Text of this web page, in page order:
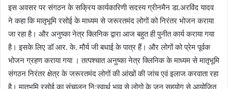
इस अवसर पर संगठन के सक्रिय कार्यकारिणी सदस्य ग्रीनमैन डा.अरविंद यादव
ने कहा कि मातृभूमि रसोई के माध्यम से जरूरतमंद लोगों को निरंतर भोजन कराया
जा रहा है। और अनुष्का नेत्र क्लिनिक द्वारा आज बहुत ही पुनीत कार्य कराया गया
है। इसके लिए डॉ आर. के. मौर्य जी बधाई के पात्र हैं। और लोगों को प्रेम पूर्वक
भोजन ग्रहण कराया गया । तत्पश्चात अनुष्का नेत्र क्लिनिक के माध्यम से मातृभूमि
संगठन निरंतर क्षेत्र के जरूरतमंद लोगों की आंखों की जांच एवं इलाज करवाता रहा
है। मातृभूमि रसोई का संचालन नि:स्वार्थ भाव से लोगो के जन सहयोग से आयोजित